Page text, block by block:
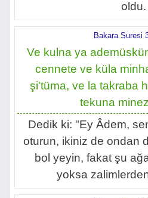
oldu.
Bakara Suresi
Ve kulna ya
cennete ve küla
şi'tüma, ve la takraba
tekuna
Dedik ki: "Ey Âdem,
oturun, ikiniz de ondan
bol yeyin, fakat şu
yoksa